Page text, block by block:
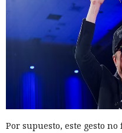
Por supuesto, este gesto